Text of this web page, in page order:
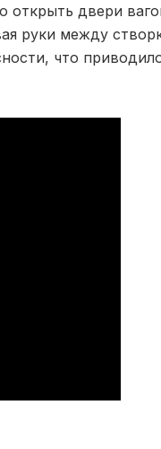
открыть двери
руки между
что